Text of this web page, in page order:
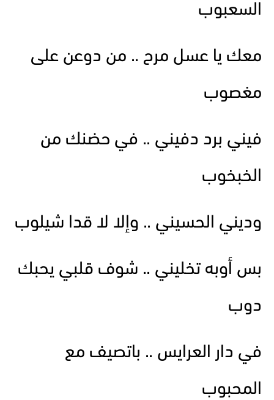
السعبوب
معك يا عسل مرح .. من دوعن على
مغصوب
فيني برد دفيني .. في حضنك من
الخبخوب
وديني الحسيني .. وإلا لا قدا شيلوب
بس أوبه تخليني .. شوف قلبي يحبك
دوب
في دار العرايس .. باتصيف مع
المحبوب